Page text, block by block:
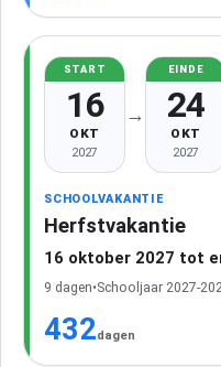
START
16
OKT
2027
→
EINDE
24
OKT
2027
SCHOOLVAKANTIE
Herfstvakantie
16 oktober 2027 tot
9 dagen•Schooljaar 2027-
432dagen